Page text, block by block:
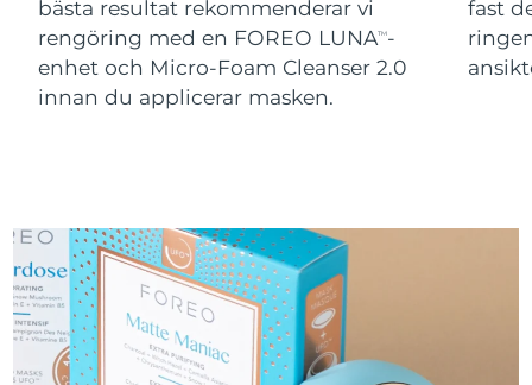
bästa resultat rekommenderar vi
rengöring med en FOREO LUNATM-
enhet och Micro-Foam Cleanser 2.0
innan du applicerar masken.
fast